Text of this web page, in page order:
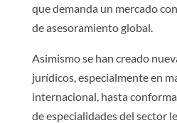
que demanda un mercado
de asesoramiento global.
Asimismo se han creado
jurídicos, especialmente en
internacional, hasta
de especialidades del sector